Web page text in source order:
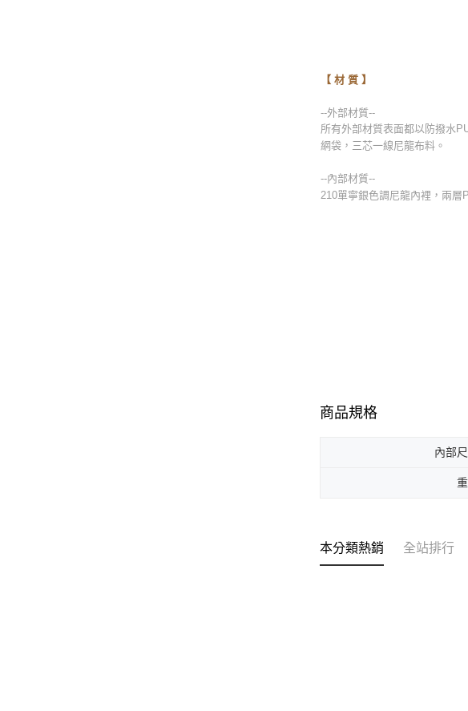
【 材 質 】
--外部材質--
所有外部材質表面都以防撥水
網袋，三芯一線尼龍布料。
--內部材質--
210單寧銀色調尼龍內裡，兩層
商品規格
內部
本分類熱銷 全站排行